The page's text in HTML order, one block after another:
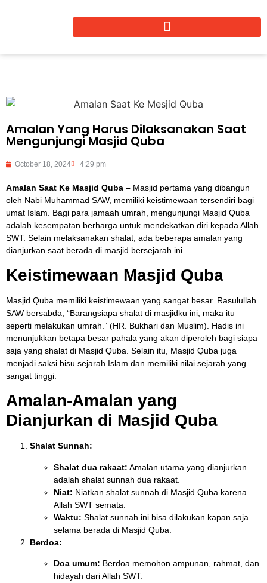
Amalan Yang Harus Dilaksanakan Saat
Mengunjungi Masjid Quba
October 18, 2024 4:29 pm
Amalan Saat Ke Masjid Quba – Masjid pertama yang dibangun
oleh Nabi Muhammad SAW, memiliki keistimewaan tersendiri bagi
umat Islam. Bagi para jamaah umrah, mengunjungi Masjid Quba
adalah kesempatan berharga untuk mendekatkan diri kepada Allah
SWT. Selain melaksanakan shalat, ada beberapa amalan yang
dianjurkan saat berada di masjid bersejarah ini.
Keistimewaan Masjid Quba
Masjid Quba memiliki keistimewaan yang sangat besar. Rasulullah
SAW bersabda, “Barangsiapa shalat di masjidku ini, maka itu
seperti melakukan umrah.” (HR. Bukhari dan Muslim). Hadis ini
menunjukkan betapa besar pahala yang akan diperoleh bagi siapa
saja yang shalat di Masjid Quba. Selain itu, Masjid Quba juga
menjadi saksi bisu sejarah Islam dan memiliki nilai sejarah yang
sangat tinggi.
Amalan-Amalan yang
Dianjurkan di Masjid Quba
Shalat Sunnah:
Shalat dua rakaat: Amalan utama yang dianjurkan
adalah shalat sunnah dua rakaat.
Niat: Niatkan shalat sunnah di Masjid Quba karena
Allah SWT semata.
Waktu: Shalat sunnah ini bisa dilakukan kapan saja
selama berada di Masjid Quba.
Berdoa:
Doa umum: Berdoa memohon ampunan, rahmat, dan
hidayah dari Allah SWT.